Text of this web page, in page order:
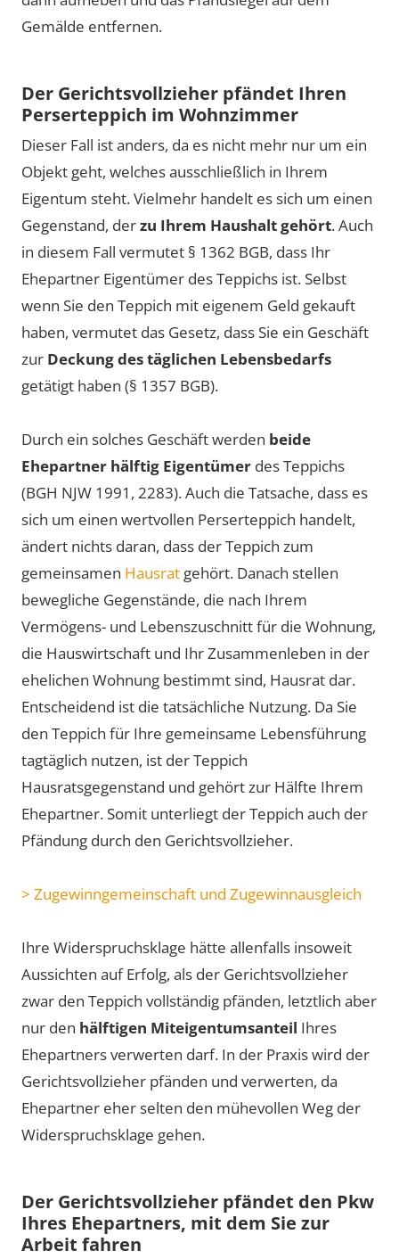
Gemälde entfernen.
Der Gerichtsvollzieher pfändet Ihren
Perserteppich im Wohnzimmer
Dieser Fall ist anders, da es nicht mehr nur um ein
Objekt geht, welches ausschließlich in Ihrem
Eigentum steht. Vielmehr handelt es sich um einen
Gegenstand, derzu Ihrem Haushalt gehört. Auch
in diesem Fall vermutet § 1362 BGB, dass Ihr
Ehepartner Eigentümer des Teppichs ist. Selbst
wenn Sie den Teppich mit eigenem Geld gekauft
haben, vermutet das Gesetz, dass Sie ein Geschäft
zur Deckung des täglichen Lebensbedarfs
getätigt haben (§ 1357 BGB).
Durch ein solches Geschäft werden beide
Ehepartner hälftig Eigentümer des Teppichs
(BGH NJW 1991, 2283). Auch die Tatsache, dass es
sich um einen wertvollen Perserteppich handelt,
ändert nichts daran, dass der Teppich zum
gemeinsamen Hausrat gehört. Danach stellen
bewegliche Gegenstände, die nach Ihrem
Vermögens- und Lebenszuschnitt für die Wohnung,
die Hauswirtschaft und Ihr Zusammenleben in der
ehelichen Wohnung bestimmt sind, Hausrat dar.
Entscheidend ist die tatsächliche Nutzung. Da Sie
den Teppich für Ihre gemeinsame Lebensführung
tagtäglich nutzen, ist der Teppich
Hausratsgegenstand und gehört zur Hälfte Ihrem
Ehepartner. Somit unterliegt der Teppich auch der
Pfändung durch den Gerichtsvollzieher.
> Zugewinngemeinschaft und Zugewinnausgleich
Ihre Widerspruchsklage hätte allenfalls insoweit
Aussichten auf Erfolg, als der Gerichtsvollzieher
zwar den Teppich vollständig pfänden, letztlich aber
nur den hälftigen Miteigentumsanteil Ihres
Ehepartners verwerten darf. In der Praxis wird der
Gerichtsvollzieher pfänden und verwerten, da
Ehepartner eher selten den mühevollen Weg der
Widerspruchsklage gehen.
Der Gerichtsvollzieher pfändet den Pkw
Ihres Ehepartners, mit dem Sie zur
Arbeit fahren